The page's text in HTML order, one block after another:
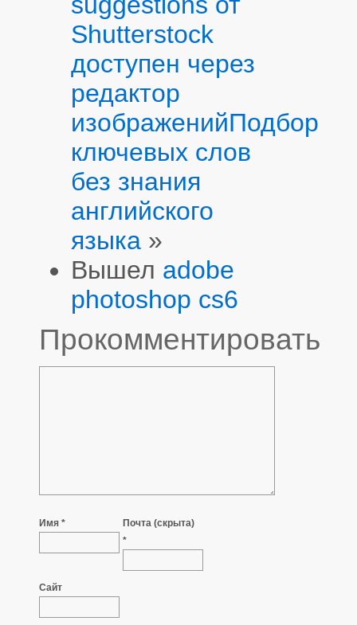
Shutterstock
доступен через
редактор
изображенийПодбор
ключевых слов
без знания
английского
языка »
Вышел adobe
photoshop cs6
Прокомментировать
Имя *
Почта (скрыта)
*
Сайт